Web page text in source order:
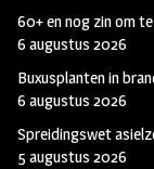
60+ en nog zin om
6 augustus 2026
Buxusplanten in
6 augustus 2026
Spreidingswet
5 augustus 2026